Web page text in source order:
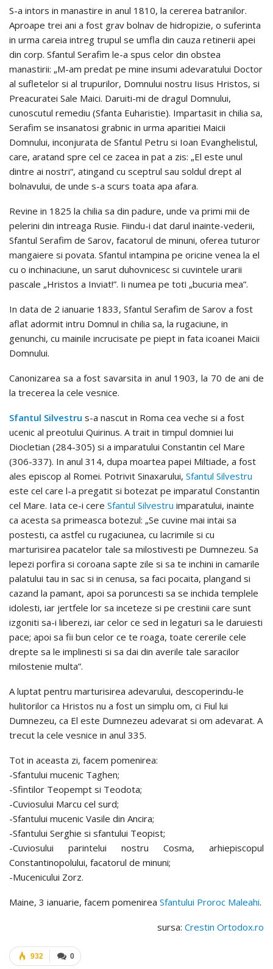
S-a intors in manastire in anul 1810, la cererea batranilor.
Aproape trei ani a fost grav bolnav de hidropizie, o suferinta
in urma careia intreg trupul se umfla din cauza retinerii apei
din corp. Sfantul Serafim le-a spus celor din obstea
manastirii: „M-am predat pe mine insumi adevaratului Doctor
al sufletelor si al trupurilor, Domnului nostru Iisus Hristos, si
Preacuratei Sale Maici. Daruiti-mi de dragul Domnului,
cunoscutul remediu (Sfanta Euharistie). Impartasit in chilia sa,
Serafim se insanatosi grabnic in urma aparitiei Maicii
Domnului, inconjurata de Sfantul Petru si Ioan Evanghelistul,
care, aratand spre cel ce zacea in pat a zis: „El este unul
dintre ai nostri“, atingand cu sceptrul sau soldul drept al
bolnavului, de unde s-a scurs toata apa afara.
Revine in 1825 la chilia sa din padure, unde va primi mii de
pelerini din intreaga Rusie. Fiindu-i dat darul inainte-vederii,
Sfantul Serafim de Sarov, facatorul de minuni, oferea tuturor
mangaiere si povata. Sfantul intampina pe oricine venea la el
cu o inchinaciune, un sarut duhovnicesc si cuvintele urarii
pascale „Hristos a Inviat!”. Ii numea pe toti „bucuria mea”.
In data de 2 ianuarie 1833, Sfantul Serafim de Sarov a fost
aflat adormit intru Domnul in chilia sa, la rugaciune, in
genunchi, cu mainile incrucisate pe piept in fata icoanei Maicii
Domnului.
Canonizarea sa a fost savarsita in anul 1903, la 70 de ani de
la trecerea la cele vesnice.
Sfantul Silvestru s-a nascut in Roma cea veche si a fost
ucenic al preotului Quirinus. A trait in timpul domniei lui
Diocletian (284-305) si a imparatului Constantin cel Mare
(306-337). In anul 314, dupa moartea papei Miltiade, a fost
ales episcop al Romei. Potrivit Sinaxarului, Sfantul Silvestru
este cel care l-a pregatit si botezat pe imparatul Constantin
cel Mare. Iata ce-i cere Sfantul Silvestru imparatului, inainte
ca acesta sa primeasca botezul: „Se cuvine mai intai sa
postesti, ca astfel cu rugaciunea, cu lacrimile si cu
marturisirea pacatelor tale sa milostivesti pe Dumnezeu. Sa
lepezi porfira si coroana sapte zile si sa te inchini in camarile
palatului tau in sac si in cenusa, sa faci pocaita, plangand si
cazand la pamant, apoi sa poruncesti sa se inchida templele
idolesti, iar jertfele lor sa inceteze si pe crestinii care sunt
izgoniti sa-i liberezi, iar celor ce sed in legaturi sa le daruiesti
pace; apoi sa fii bun celor ce te roaga, toate cererile cele
drepte sa le implinesti si sa dai din averile tale saracilor
milostenie multa”.
A luptat pentru marturisirea adevarului, descoperindu-le
hulitorilor ca Hristos nu a fost un simplu om, ci Fiul lui
Dumnezeu, ca El este Dumnezeu adevarat si om adevarat. A
trecut la cele vesnice in anul 335.
Tot in aceasta zi, facem pomenirea:
-Sfantului mucenic Taghen;
-Sfintilor Teopempt si Teodota;
-Cuviosului Marcu cel surd;
-Sfantului mucenic Vasile din Ancira;
-Sfantului Serghie si sfantului Teopist;
-Cuviosului parintelui nostru Cosma, arhiepiscopul
Constantinopolului, facatorul de minuni;
-Mucenicului Zorz.
Maine, 3 ianuarie, facem pomenirea Sfantului Proroc Maleahi.
sursa: Crestin Ortodox.ro
0
932